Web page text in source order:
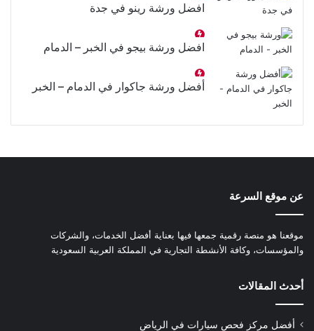
افضل ورشة رينو في جدة
افضل ورشة بيجو في الخبر – الدمام
أفضل ورشة جاكوار في الدمام – الخبر
عن موقع السرعة
موقعنا هو منصة رقمية جمعها فيها بعناية أفضل الخدمات، والشركات
والمؤسسات، وكافة الأنشطة التجارية في المملكة العربية السعودية
أحدث المقالات
أفضل مركز فحص سيارات في الرياض